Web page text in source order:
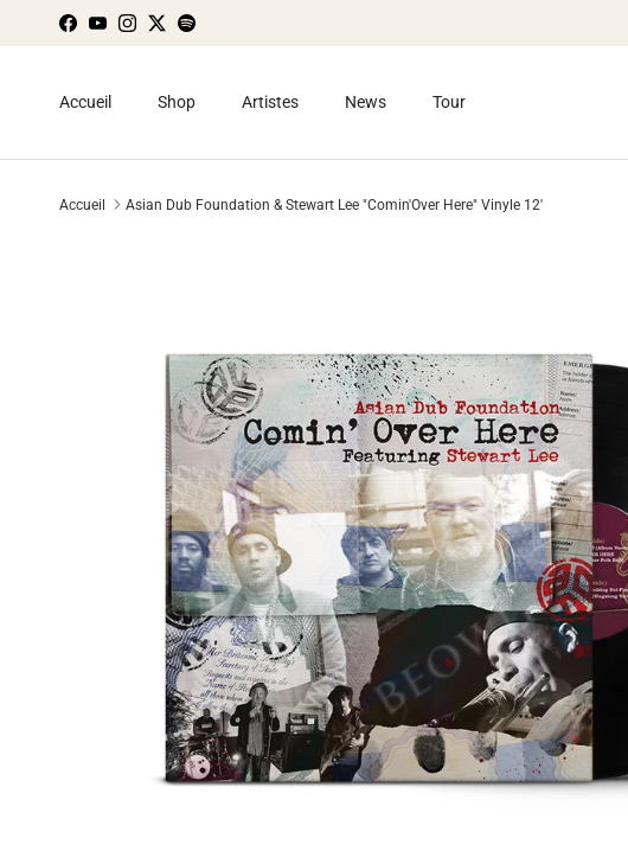
Aller au contenu
Facebook
YouTubeInstagram
TwitterSpotify
Accueil Shop Artistes News Tour
Accueil Asian Dub Foundation & Stewart Lee "Comin'Over Here" Vinyle 12'